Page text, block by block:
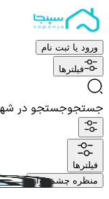
ورود یا ثبت نام
فیلترها
جستجوجستجو در
فیلترها
منظره چشم نواز